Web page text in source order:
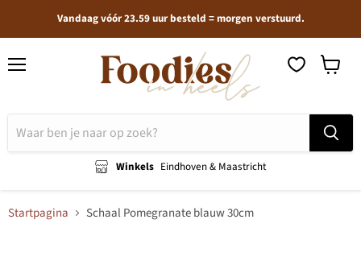
Vandaag vóór 23.59 uur besteld = morgen verstuurd.
Winkels Eindhoven & Maastricht
Startpagina Schaal Pomegranate blauw 30cm